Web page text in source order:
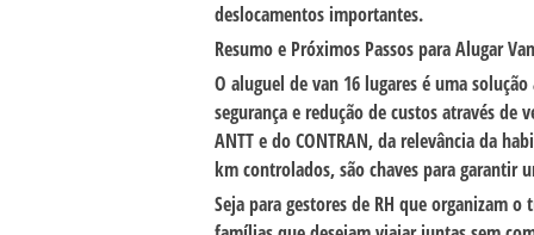
deslocamentos importantes.
Resumo e Próximos Passos para Alugar
O aluguel de van 16 lugaresé uma solução
segurança e redução de custos através de
ANTTe doCONTRAN, da relevância da
km controlados, são chaves para garantir
Seja para gestores de RH que organizam